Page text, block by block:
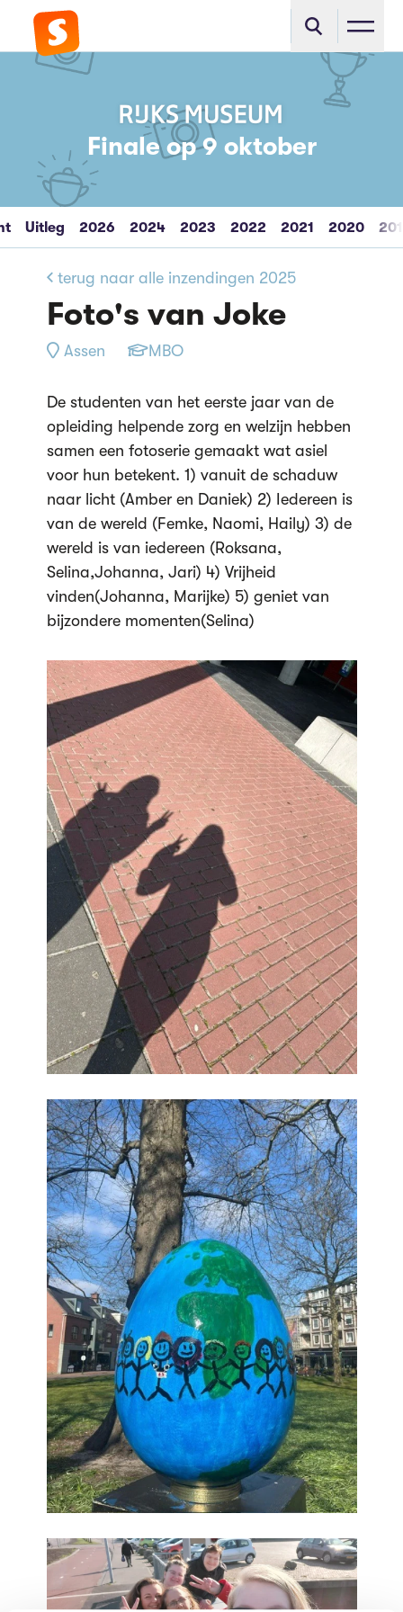
Finale op 9 oktober
Uitleg 2026 2024 2023 2022 2021 2020
terug naar alle inzendingen 2025
Foto's van Joke
Assen MBO
De studenten van het eerste jaar van de
opleiding helpende zorg en welzijn hebben
samen een fotoserie gemaakt wat asiel
voor hun betekent. 1) vanuit de schaduw
naar licht (Amber en Daniek) 2) Iedereen is
van de wereld (Femke, Naomi, Haily) 3) de
wereld is van iedereen (Roksana,
Selina,Johanna, Jari) 4) Vrijheid
vinden(Johanna, Marijke) 5) geniet van
bijzondere momenten(Selina)